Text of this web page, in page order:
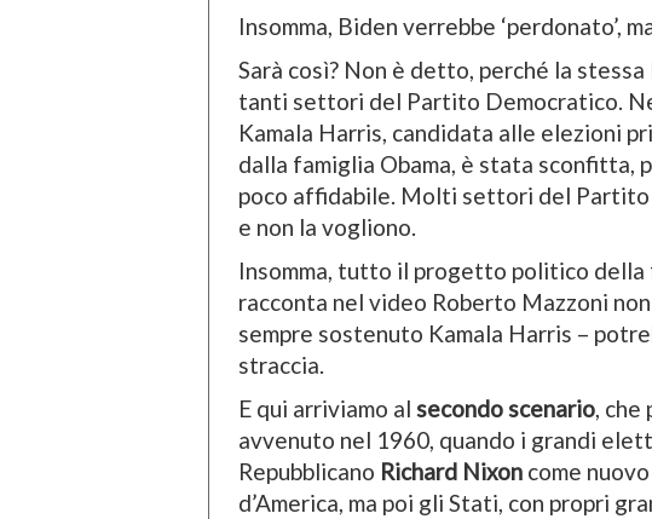
Insomma, Biden verrebbe ‘perdonato’,
Sarà così? Non è detto, perché la
tanti settori del Partito Democratico.
Kamala Harris, candidata alle elezioni
dalla famiglia Obama, è stata sconfitta,
poco affidabile. Molti settori del Partito
e non la vogliono.
Insomma, tutto il progetto politico della
racconta nel video Roberto Mazzoni
sempre sostenuto Kamala Harris –
straccia.
E qui arriviamo al secondo scenario, che
avvenuto nel 1960, quando i grandi
Repubblicano Richard Nixon come
d’America, ma poi gli Stati, con propri